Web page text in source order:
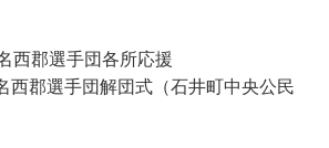
郡選手団各所応援
郡選手団解団式（石井町中央公民